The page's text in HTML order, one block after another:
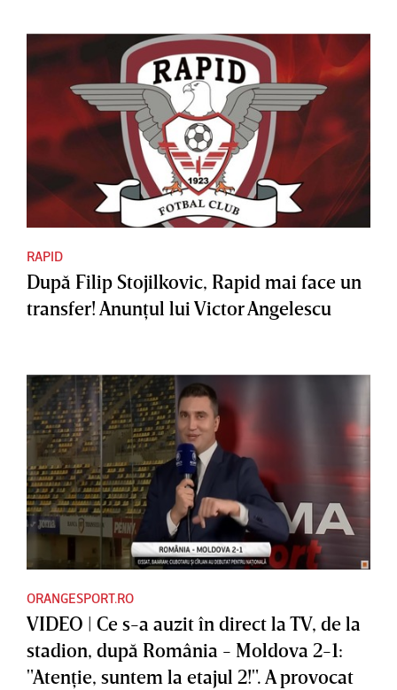
RAPID
După Filip Stojilkovic, Rapid mai face un
transfer! Anunţul lui Victor Angelescu
ORANGESPORT.RO
VIDEO | Ce s-a auzit în direct la TV, de la
stadion, după România - Moldova 2-1:
"Atenţie, suntem la etajul 2!". A provocat